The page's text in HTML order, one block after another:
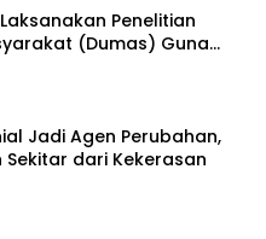
Penelitian
(Dumas) Guna
Personil Polri
Jadi Agen Perubahan,
Sekitar dari Kekerasan